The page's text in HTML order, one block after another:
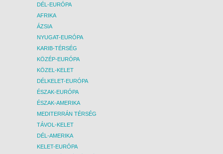
DÉL-EURÓPA
AFRIKA
ÁZSIA
NYUGAT-EURÓPA
KARIB-TÉRSÉG
KÖZÉP-EURÓPA
KÖZEL-KELET
DÉLKELET-EURÓPA
ÉSZAK-EURÓPA
ÉSZAK-AMERIKA
MEDITERRÁN TÉRSÉG
TÁVOL-KELET
DÉL-AMERIKA
KELET-EURÓPA